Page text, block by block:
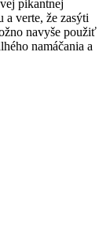
pikantnej
a verte, že zasýti
navyše použiť
namáčania a